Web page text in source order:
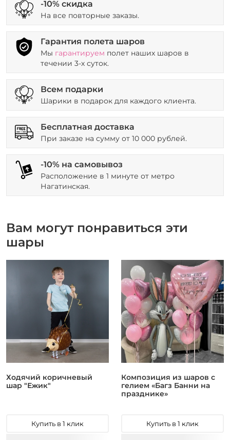
-10% скидка
На все повторные заказы.
Гарантия полета шаров
Мы гарантируем полет наших шаров в
течении 3-х суток.
Всем подарки
Шарики в подарок для каждого клиента.
Бесплатная доставка
При заказе на сумму от 10 000 рублей.
-10% на самовывоз
Расположение в 1 минуте от метро
Нагатинская.
Вам могут понравиться эти
шары
Ходячий коричневый
шар "Ежик"
Купить в 1 клик
Композиция из шаров с
гелием «Багз Банни на
празднике»
Купить в 1 клик